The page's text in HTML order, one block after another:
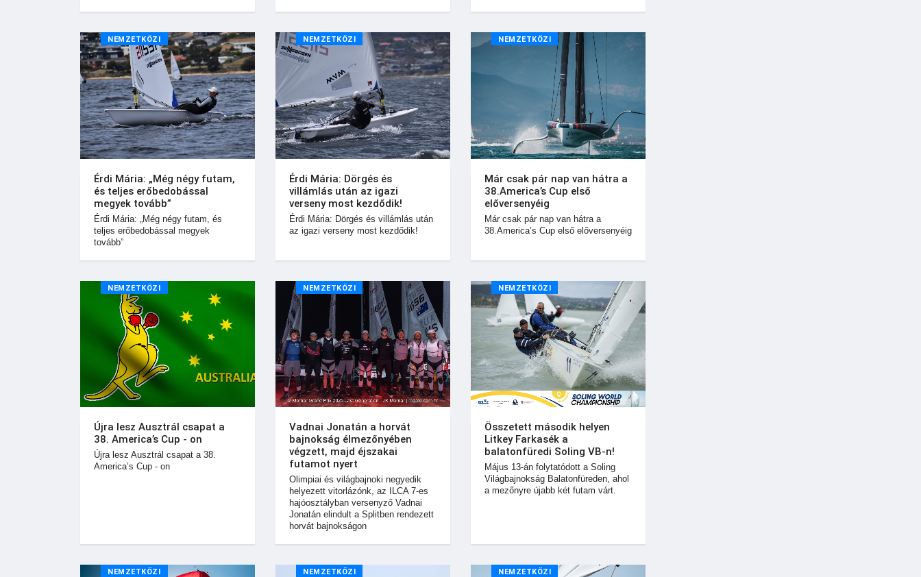
NEMZETKÖZI
Érdi Mária: „Még négy futam,
és teljes erőbedobással
megyek tovább”
Érdi Mária: „Még négy futam, és
teljes erőbedobással megyek
tovább”
NEMZETKÖZI
Érdi Mária: Dörgés és
villámlás után az igazi
verseny most kezdődik!
Érdi Mária: Dörgés és villámlás után
az igazi verseny most kezdődik!
NEMZETKÖZI
Már csak pár nap van hátra a
38.America’s Cup első
előversenyéig
Már csak pár nap van hátra a
38.America’s Cup első előversenyéig
NEMZETKÖZI
Újra lesz Ausztrál csapat a
38. America’s Cup - on
Újra lesz Ausztrál csapat a 38.
America’s Cup - on
NEMZETKÖZI
Vadnai Jonatán a horvát
bajnokság élmezőnyében
végzett, majd éjszakai
futamot nyert
Olimpiai és világbajnoki negyedik
helyezett vitorlázónk, az ILCA 7-es
hajóosztályban versenyző Vadnai
Jonatán elindult a Splitben rendezett
horvát bajnokságon
NEMZETKÖZI
Összetett második helyen
Litkey Farkasék a
balatonfüredi Soling VB-n!
Május 13-án folytatódott a Soling
Világbajnokság Balatonfüreden, ahol
a mezőnyre újabb két futam várt.
NEMZETKÖZI NEMZETKÖZI NEMZETKÖZI